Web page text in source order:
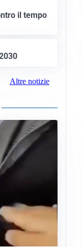
il tempo
Altre notizie